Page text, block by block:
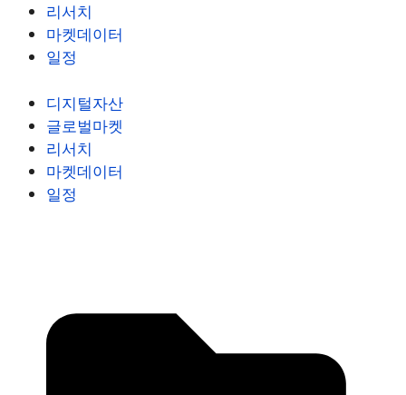
리서치
마켓데이터
일정
디지털자산
글로벌마켓
리서치
마켓데이터
일정